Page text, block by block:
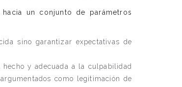
un conjunto de parámetros
sino garantizar expectativas de
y adecuada a la culpabilidad
como legitimación de